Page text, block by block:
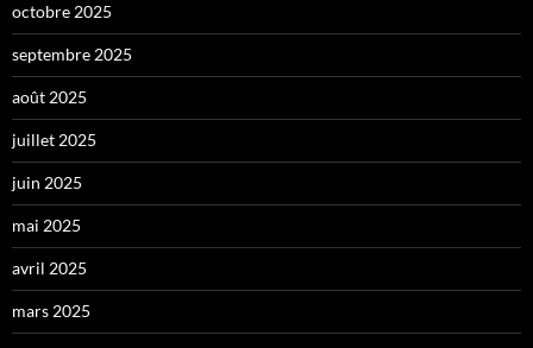
octobre 2025
septembre 2025
août 2025
juillet 2025
juin 2025
mai 2025
avril 2025
mars 2025